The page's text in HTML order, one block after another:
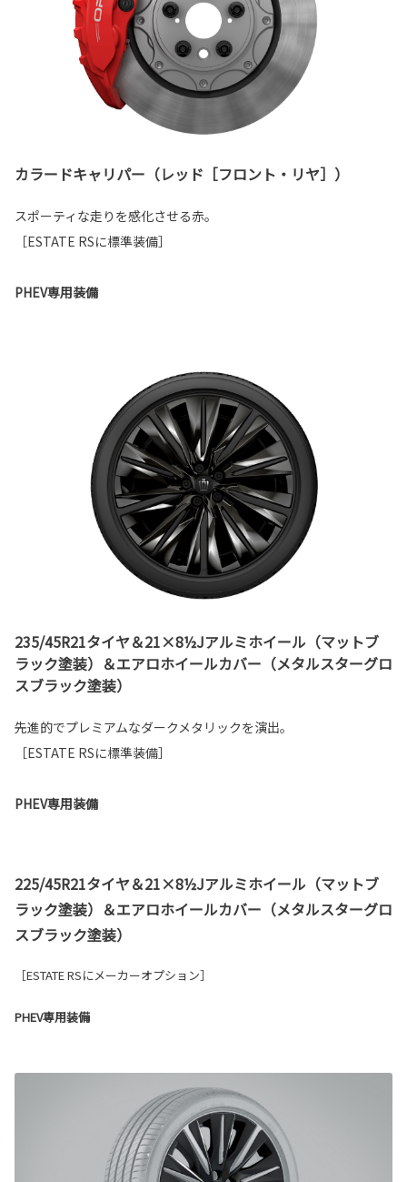
カラードキャリパー（レッド［フロント・リヤ］）
スポーティな走りを感化させる赤。
［ESTATE RSに標準装備］
PHEV専用装備
235/45R21タイヤ＆21×8½Jアルミホイール（マットブ
ラック塗装）＆エアロホイールカバー（メタルスターグロ
スブラック塗装）
先進的でプレミアムなダークメタリックを演出。
［ESTATE RSに標準装備］
PHEV専用装備
225/45R21タイヤ＆21×8½Jアルミホイール（マットブ
ラック塗装）＆エアロホイールカバー（メタルスターグロ
スブラック塗装）
［ESTATE RSにメーカーオプション］
PHEV専用装備